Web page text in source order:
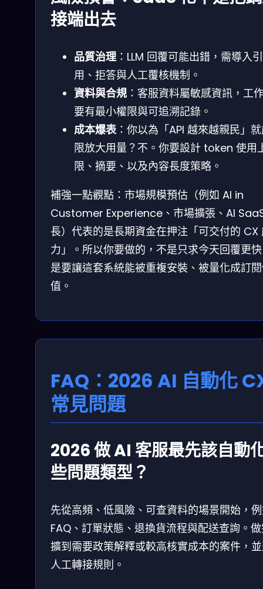
接端出去
品質治理：LLM 回覆可能出錯，需導入引
用、拒答與人工覆核機制。
資料與合規 ：客服資料屬敏感資訊，工
要有最小權限與可追溯記錄。
成本爆表：你以為「API 越來越親民」
限放大用量？不。你要設計 token 使用
限、摘要、以及內容長度策略。
補強一點觀點：市場規模預估（例如 AI in
Customer Experience、市場擴張、AI
長）代表的是長期資金在押注「可交付的 CX
力」。所以你要做的，不是只求今天回覆更
是要讓這套系統能被重複安裝、被量化成訂
值。
FAQ：2026 AI 自動化
常見問題
2026 做 AI 客服最先該自動
些問題類型？
先從高頻、低風險、可查資料的場景開始，
FAQ、訂單狀態、退換貨流程與配送查詢。
擴到需要政策解釋或較高核實成本的案件，
人工轉接規則。